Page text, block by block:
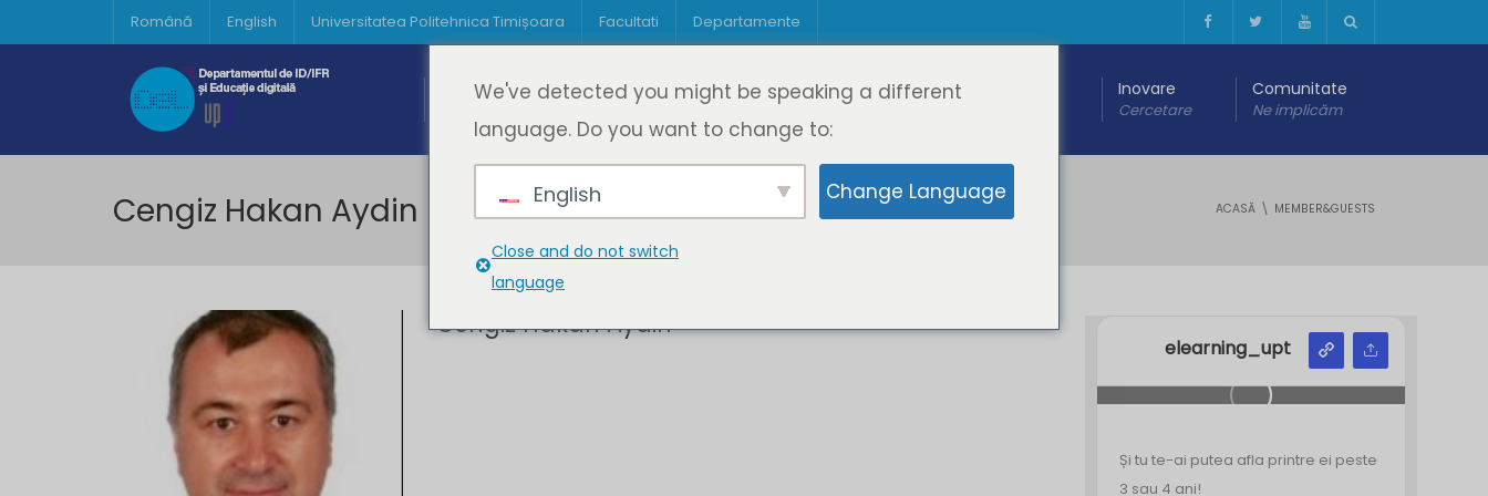
Română English Universitatea Politehnica Timișoara Facultati Departamente
Acasă Despre DeL
Cine suntem
Educație
Oferta de cursuri
Educație digitală Inovare
Cercetare
Comunitate
Ne implicăm
Cengiz Hakan Aydin ACASĂ MEMBER&GUESTS
Cengiz Hakan Aydin
elearning_upt
Și tu te-ai putea afla printre ei peste
3 sau 4 ani!
We've detected you might be speaking a different
language. Do you want to change to:
English Change Language
Close and do not switch
language